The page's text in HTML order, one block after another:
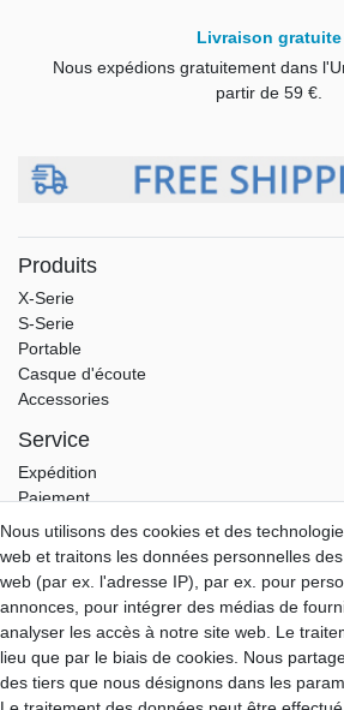
Livraison gratuite
Nous expédions gratuitement dans
partir de 59 €.
Produits
X-Serie
S-Serie
Portable
Casque d'écoute
Accessories
Service
Expédition
Paiement
Garantie
Download
Aune-Store
A propos de nous
Mon compte
Contact
Nous utilisons des cookies et des
web et traitons les données personnelles
web (par ex. l'adresse IP), par ex. pour
annonces, pour intégrer des médias de
analyser les accès à notre site web. Le
lieu que par le biais de cookies. Nous
des tiers que nous désignons dans les